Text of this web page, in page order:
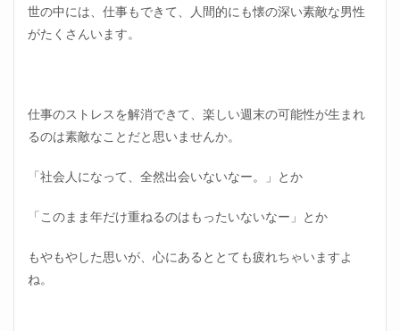
世の中には、仕事もできて、人間的にも懐の深い素敵な男性
がたくさんいます。
仕事のストレスを解消できて、楽しい週末の可能性が生まれ
るのは素敵なことだと思いませんか。
「社会人になって、全然出会いないなー。」とか
「このまま年だけ重ねるのはもったいないなー」とか
もやもやした思いが、心にあるととても疲れちゃいますよ
ね。